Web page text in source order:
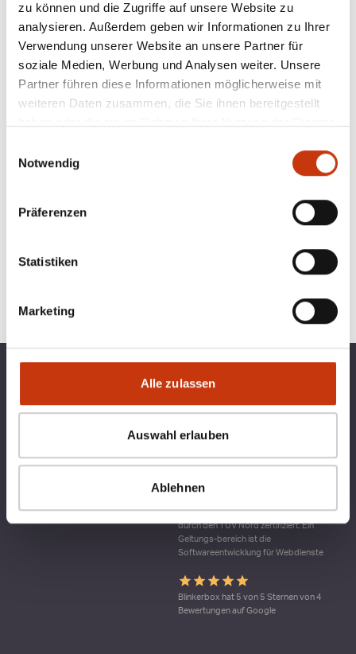
zu können und die Zugriffe auf unsere Website zu
analysieren. Außerdem geben wir Informationen zu Ihrer
Verwendung unserer Website an unsere Partner für
soziale Medien, Werbung und Analysen weiter. Unsere
Partner führen diese Informationen möglicherweise mit
weiteren Daten zusammen, die Sie ihnen bereitgestellt
Notwendig
Präferenzen
Statistiken
Marketing
Alle zulassen
Auswahl erlauben
Ablehnen
ANGESAGTE
ANGELAUSRÜSTUNG
BLINKERBOX
RECHTLICHES
Qualitätsmanagement bei blinkerbox.de –
agital.online GmbH ist nach DIN ISO 9001
durch den TÜV Nord zertifiziert. Ein
Geltungs-bereich ist die
Softwareentwicklung für Webdienste
Blinkerbox hat 5 von 5 Sternen von 4
Bewertungen auf Google